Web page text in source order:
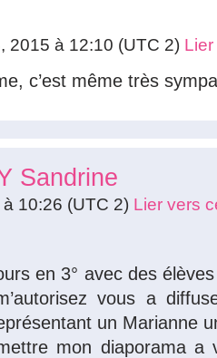
2015 à 12:10 (UTC 2)
c’est même très
Sandrine
10:26 (UTC 2) Lier vers
en 3° avec des
vous a
un Marianne
mon diaporama a